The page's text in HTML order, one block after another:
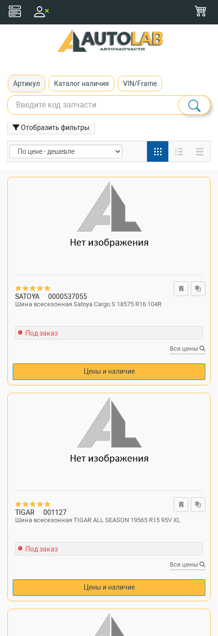
Артикул Каталог наличия VIN/Frame
Отобразить фильтры
SATOYA 0000537055
Шина всесезонная Satoya Cargo S 18575 R16 104R
Под заказ
Все цены
Цены и наличие
TIGAR 001127
Шина всесезонная TIGAR ALL SEASON 19565 R15 95V XL
Под заказ
Все цены
Цены и наличие